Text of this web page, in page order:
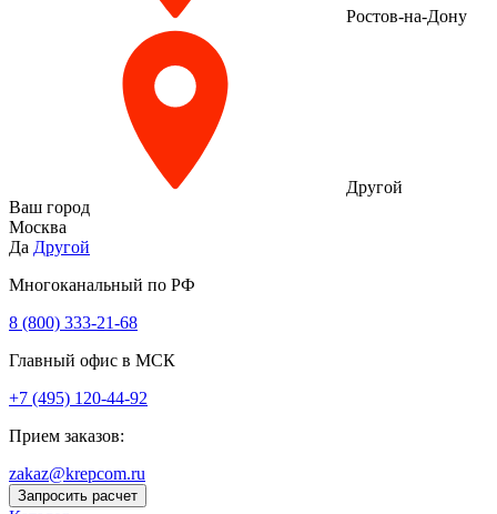
Ростов-на-Дону
Другой
Ваш город
Москва
Да Другой
Многоканальный по РФ
8 (800) 333‑21-68
Главный офис в МСК
+7 (495) 120-44-92
Прием заказов:
zakaz@krepcom.ru
Запросить расчет